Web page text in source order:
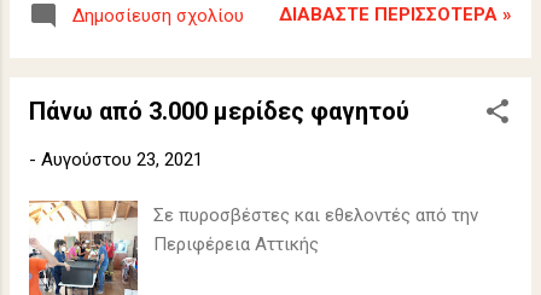
Δημοσίευση σχολίου ΔΙΑΒΆΣΤΕ ΠΕΡΙΣΣΌΤΕΡΑ »
Πάνω από 3.000 μερίδες φαγητού
- Αυγούστου 23, 2021
Σε πυροσβέστες και εθελοντές από την
Περιφέρεια Αττικής